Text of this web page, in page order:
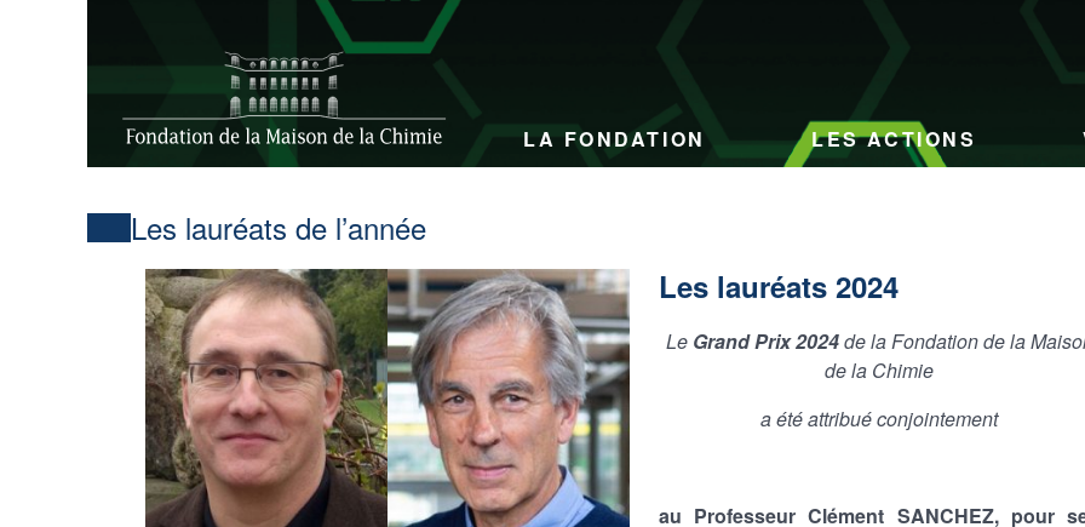
LA FONDATION LES ACTIONS
Les lauréats de l’année
Les lauréats 2024
Le Grand Prix 2024de la Fondation de la
de la Chimie
a été attribué conjointement
au Professeur Clément SANCHEZ, pour